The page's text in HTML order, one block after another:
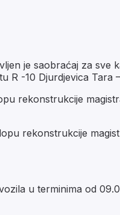
je saobraćaj za sve
R -10 Djurdjevica Tara
rekonstrukcije
rekonstrukcije
u terminima od